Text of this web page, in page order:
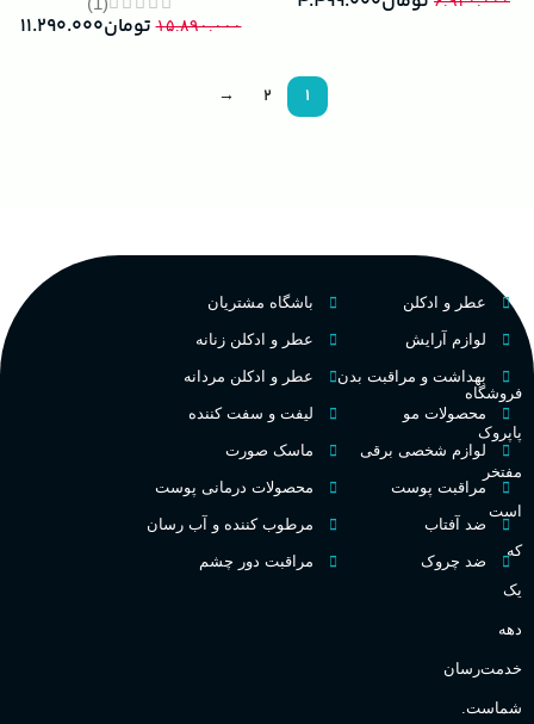
۱۵.۸۹۰.۰۰۰ تومان۱۱.۲۹۰.۰۰۰
1
2
→
فروشگاه
پاپروک
مفتخر
است
که
یک
دهه
خدمت‌رسان
شماست.
عطر و ادکلن
لوازم آرایش
بهداشت و مراقبت بدن
محصولات مو
لوازم شخصی برقی
مراقبت پوست
ضد آفتاب
ضد چروک
باشگاه مشتریان
عطر و ادکلن زنانه
عطر و ادکلن مردانه
لیفت و سفت کننده
ماسک صورت
محصولات درمانی پوست
مرطوب کننده و آب رسان
مراقبت دور چشم